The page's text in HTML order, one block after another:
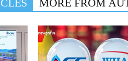
MORE FROM